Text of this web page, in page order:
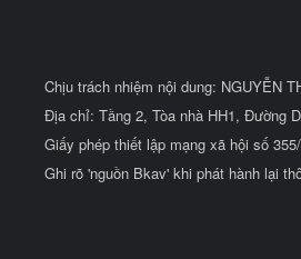
Chịu trách nhiệm nội dung: NGUYỄN
Địa chỉ: Tầng 2, Tòa nhà HH1, Đường
Giấy phép thiết lập mạng xã hội số
Ghi rõ 'nguồn Bkav' khi phát hành lại